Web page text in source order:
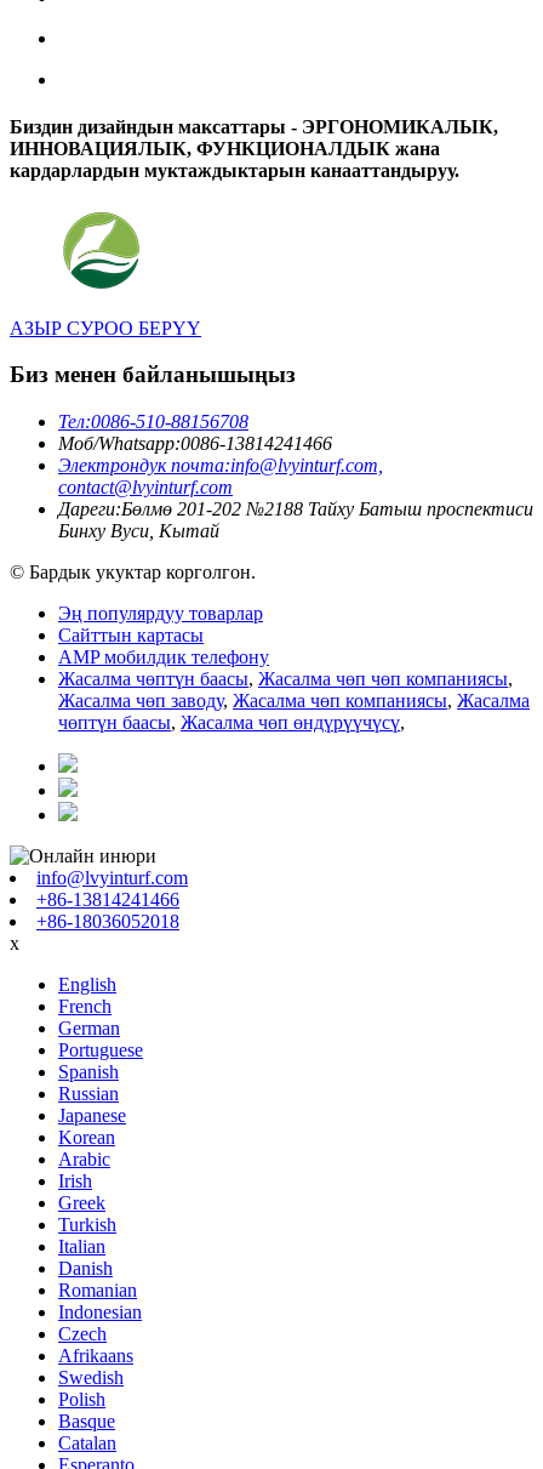
Биздин дизайндын максаттары - ЭРГОНОМИКАЛЫК,
ИННОВАЦИЯЛЫК, ФУНКЦИОНАЛДЫК жана
кардарлардын муктаждыктарын канааттандыруу.
АЗЫР СУРОО БЕРҮҮ
Биз менен байланышыңыз
Тел:0086-510-88156708
Моб/Whatsapp:0086-13814241466
Электрондук почта:info@lvyinturf.com,
contact@lvyinturf.com
Дареги:Бөлмө 201-202 №2188 Тайху Батыш проспектиси
Бинху Вуси, Кытай
© Бардык укуктар корголгон.
Эң популярдуу товарлар
Сайттын картасы
AMP мобилдик телефону
Жасалма чөптүн баасы, Жасалма чөп чөп компаниясы,
Жасалма чөп заводу, Жасалма чөп компаниясы, Жасалма
чөптүн баасы, Жасалма чөп өндүрүүчүсү,
info@lvyinturf.com
+86-13814241466
+86-18036052018
x
English
French
German
Portuguese
Spanish
Russian
Japanese
Korean
Arabic
Irish
Greek
Turkish
Italian
Danish
Romanian
Indonesian
Czech
Afrikaans
Swedish
Polish
Basque
Catalan
Esperanto